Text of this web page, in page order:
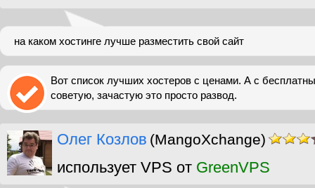
на каком хостинге лучше разместить свой сайт
Вот список лучших хостеров с ценами. А с
советую, зачастую это просто развод.
Олег Козлов (MangoXchange)
использует VPS от GreenVPS